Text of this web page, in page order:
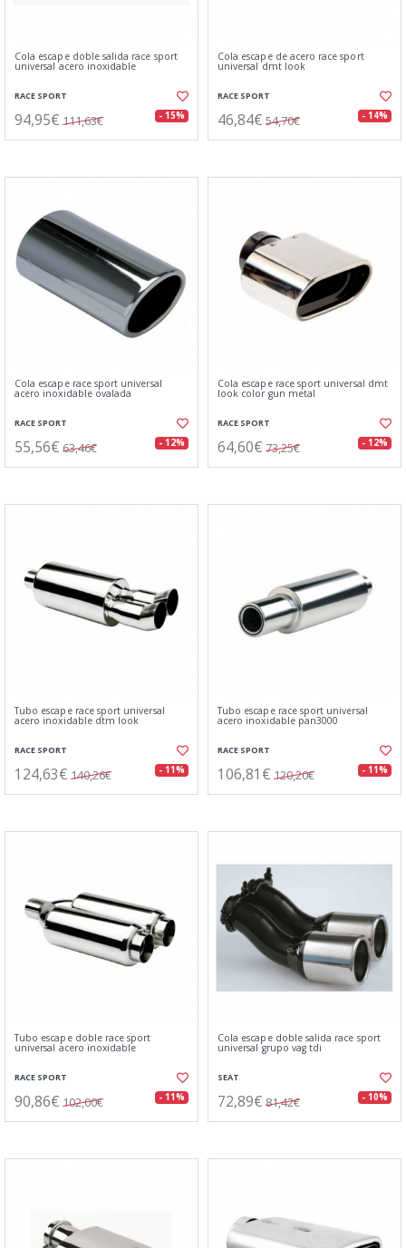
Cola escape doble salida race sport
universal acero inoxidable
RACE SPORT
94,95€ 111,63€ - 15%
Cola escape de acero race sport
universal dmt look
RACE SPORT
46,84€ 54,70€ - 14%
Cola escape race sport universal
acero inoxidable ovalada
RACE SPORT
55,56€ 63,46€ - 12%
Cola escape race sport universal dmt
look color gun metal
RACE SPORT
64,60€ 73,25€ - 12%
Tubo escape race sport universal
acero inoxidable dtm look
RACE SPORT
124,63€ 140,26€ - 11%
Tubo escape race sport universal
acero inoxidable pan3000
RACE SPORT
106,81€ 120,20€ - 11%
Tubo escape doble race sport
universal acero inoxidable
RACE SPORT
90,86€ 102,00€ - 11%
Cola escape doble salida race sport
universal grupo vag tdi
SEAT
72,89€ 81,42€ - 10%